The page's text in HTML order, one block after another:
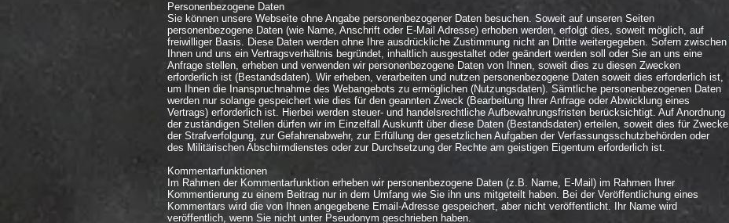
Personenbezogene Daten
Sie können unsere Webseite ohne Angabe personenbezogener Daten besuchen. Soweit auf unseren Seiten
personenbezogene Daten (wie Name, Anschrift oder E-Mail Adresse) erhoben werden, erfolgt dies, soweit möglich, auf
freiwilliger Basis. Diese Daten werden ohne Ihre ausdrückliche Zustimmung nicht an Dritte weitergegeben. Sofern zwischen
Ihnen und uns ein Vertragsverhältnis begründet, inhaltlich ausgestaltet oder geändert werden soll oder Sie an uns eine
Anfrage stellen, erheben und verwenden wir personenbezogene Daten von Ihnen, soweit dies zu diesen Zwecken
erforderlich ist (Bestandsdaten). Wir erheben, verarbeiten und nutzen personenbezogene Daten soweit dies erforderlich ist,
um Ihnen die Inanspruchnahme des Webangebots zu ermöglichen (Nutzungsdaten). Sämtliche personenbezogenen Daten
werden nur solange gespeichert wie dies für den geannten Zweck (Bearbeitung Ihrer Anfrage oder Abwicklung eines
Vertrags) erforderlich ist. Hierbei werden steuer- und handelsrechtliche Aufbewahrungsfristen berücksichtigt. Auf Anordnung
der zuständigen Stellen dürfen wir im Einzelfall Auskunft über diese Daten (Bestandsdaten) erteilen, soweit dies für Zwecke
der Strafverfolgung, zur Gefahrenabwehr, zur Erfüllung der gesetzlichen Aufgaben der Verfassungsschutzbehörden oder
des Militärischen Abschirmdienstes oder zur Durchsetzung der Rechte am geistigen Eigentum erforderlich ist.
Kommentarfunktionen
Im Rahmen der Kommentarfunktion erheben wir personenbezogene Daten (z.B. Name, E-Mail) im Rahmen Ihrer
Kommentierung zu einem Beitrag nur in dem Umfang wie Sie ihn uns mitgeteilt haben. Bei der Veröffentlichung eines
Kommentars wird die von Ihnen angegebene Email-Adresse gespeichert, aber nicht veröffentlicht. Ihr Name wird
veröffentlich, wenn Sie nicht unter Pseudonym geschrieben haben.